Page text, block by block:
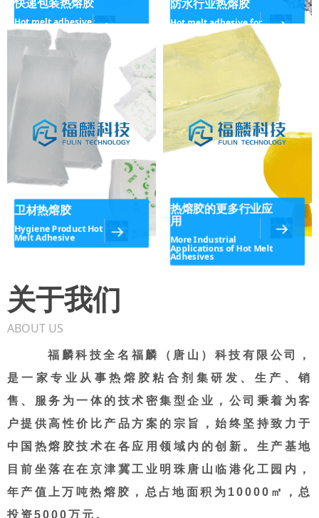
关于我们
ABOUT US
福麟科技全名福麟（唐山）科技有限公司，
是一家专业从事热熔胶粘合剂集研发、生产、销
售、服务为一体的技术密集型企业，公司秉着为客
户提供高性价比产品方案的宗旨，始终坚持致力于
中国热熔胶技术在各应用领域内的创新。生产基地
目前坐落在在京津冀工业明珠唐山临港化工园内，
年产值上万吨热熔胶，总占地面积为10000㎡，总
投资5000万元。
快递包装热熔胶
Hot melt adhesive for
express packaging
防水行业热熔胶
Hot melt adhesive for
waterproofing industry
卫材热熔胶
Hygiene Product Hot
Melt Adhesive
热熔胶的更多行业应
用
More Industrial
Applications of Hot Melt
Adhesives